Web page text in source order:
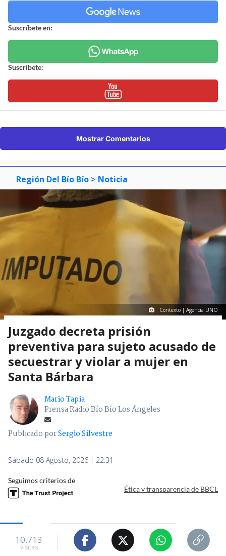
Suscríbete en:
Suscríbete:
Mostrar Comentarios
Región Del Bío Bío > Noticia
Contexto | Agencia UNO
Juzgado decreta prisión
preventiva para sujeto acusado de
secuestrar y violar a mujer en
Santa Bárbara
Mario Tapia
Prensa Radio Bío Bío Los Ángeles
Publicado porSergio Silvestre
Sábado 08 Agosto, 2026 | 22:31
Seguimos criterios de
Ética y transparencia de BBCL
10.713
visitas